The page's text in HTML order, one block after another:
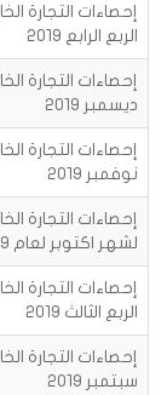
إحصاءات التجارة
الربع الرابع ٢٠١٩
إحصاءات التجارة
ديسمبر 2019
إحصاءات التجارة
نوفمبر 2019
إحصاءات التجارة
لشهر اكتوبر لعام 2019
إحصاءات التجارة
الربع الثالث 2019
إحصاءات التجارة
سبتمبر 2019